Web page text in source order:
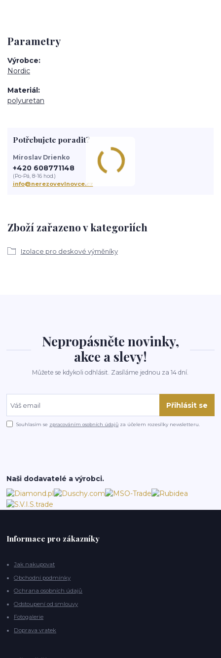
Parametry
Výrobce
Nordic
Materiál
polyuretan
Zboží zařazeno v kategoriích
Izolace pro deskové výměníky
Potřebujete poradit?
Miroslav Drienko
+420 608771148
(Po-Pá, 8-16 hod.)
info@nerezovevlnovce.cz
Nepropásněte novinky,
akce a slevy!
Můžete se kdykoli odhlásit. Zasíláme jednou za 14 dní.
Přihlásit se
Souhlasím se zpracováním osobních údajů za účelem rozesílky newsletteru.
Naši dodavatelé a výrobci.
Informace pro zákazníky
Jak nakupovat
Obchodní podmínky
Ochrana osobních údajů
Odstoupení od smlouvy
Fotogalerie
Doprava vratek